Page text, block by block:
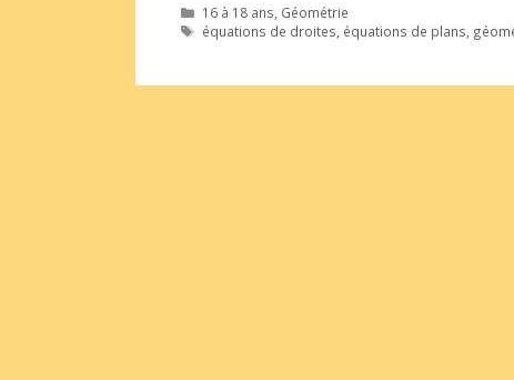
Catégories
16 à 18 ans Géométrie
Étiquettes
équations de droites équations de plans